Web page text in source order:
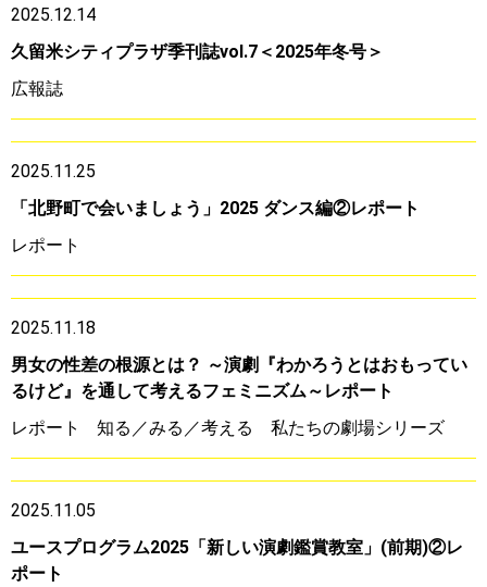
2025.12.14
久留米シティプラザ季刊誌vol.7＜2025年冬号＞
広報誌
2025.11.25
「北野町で会いましょう」2025 ダンス編②レポート
レポート
2025.11.18
男女の性差の根源とは？ ～演劇『わかろうとはおもってい
るけど』を通して考えるフェミニズム～レポート
レポート
知る／みる／考える 私たちの劇場シリーズ
2025.11.05
ユースプログラム2025「新しい演劇鑑賞教室」(前期)②レ
ポート